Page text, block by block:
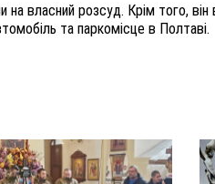
власний розсуд. Крім того, він
та паркомісце в Полтаві.